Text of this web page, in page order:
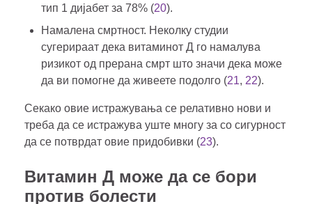
тип 1 дијабет за 78% (20).
Намалена смртност. Неколку студии
сугерираат дека витаминот Д го намалува
ризикот од прерана смрт што значи дека може
да ви помогне да живеете подолго (21, 22).
Секако овие истражувања се релативно нови и
треба да се истражува уште многу за со сигурност
да се потврдат овие придобивки (23).
Витамин Д може да се бори
против болести